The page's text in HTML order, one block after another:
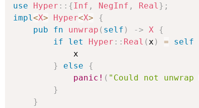
use
Hyper :: {Inf , NegInf , Real} ;
impl<X> Hyper<X>
{
pub
fn unwrap ( self ) -> X {
if
let Hyper :: Real (x ) = self
            x
}
else
{
panic! ( "Could not unwrap
}
}